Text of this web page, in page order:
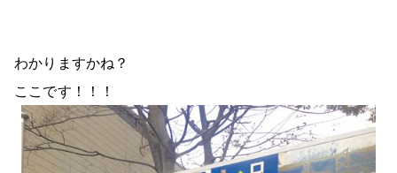
わかりますかね？
ここです！！！